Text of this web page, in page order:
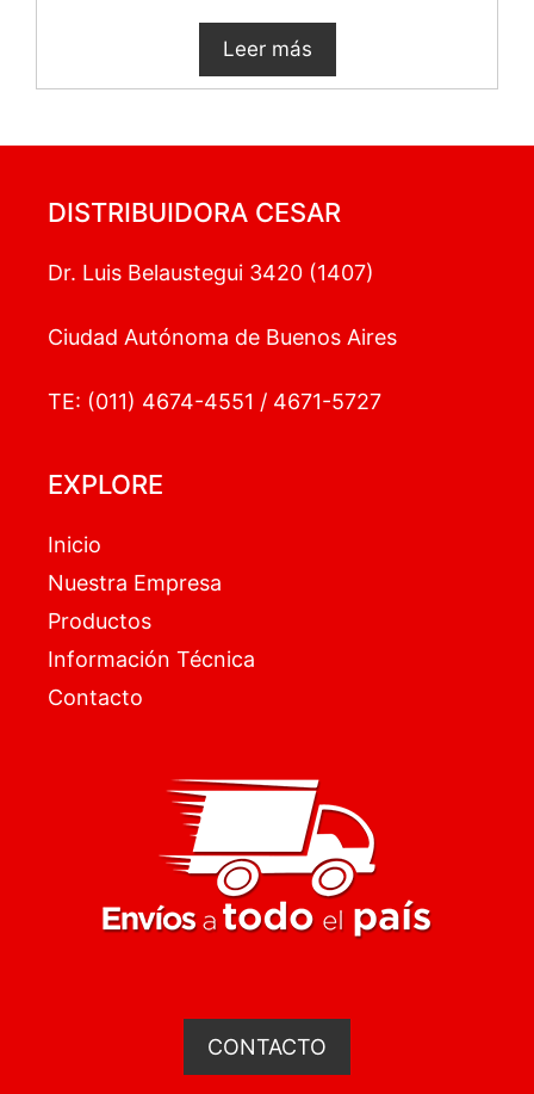
Leer más
DISTRIBUIDORA CESAR
Dr. Luis Belaustegui 3420 (1407)
Ciudad Autónoma de Buenos Aires
TE: (011) 4674-4551 / 4671-5727
EXPLORE
Inicio
Nuestra Empresa
Productos
Información Técnica
Contacto
CONTACTO